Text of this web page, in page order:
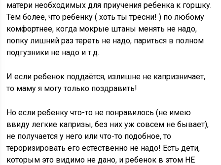
матери необходимых для приучения ребенка к горшку.
Тем более, что ребенку ( хоть ты тресни! ) по любому
комфортнее, когда мокрые штаны менять не надо,
попку лишний раз тереть не надо, париться в полном
подгузники не надо и т.д.
И если ребенок поддаётся, излишне не капризничает,
то маму я могу только поздравить!
Но если ребенку что-то не понравилось (не имею
ввиду легкие капризы, без них уж совсем не бывает),
не получается у него или что-то подобное, то
тероризировать его естественно не надо! Есть дети,
которым это видимо не дано, и ребенок в этом НЕ